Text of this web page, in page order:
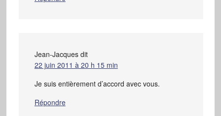
Jean-Jacques dit
22 juin 2011 à 20 h 15 min
Je suis entièrement d’accord avec vous.
Répondre